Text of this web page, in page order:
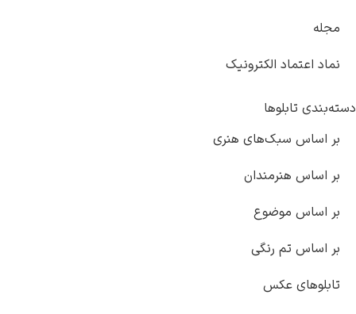
اعتماد الکترونیک
تابلوها
سبک‌های هنری
هنرمندان
موضوع
تم رنگی
عکس